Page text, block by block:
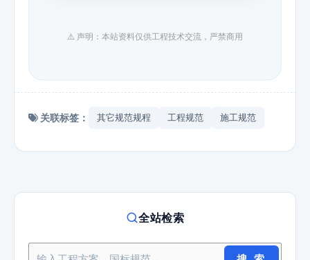
⚠️ 声明：本站资料仅供工程技术交流，严禁商用
关联标签： 其它规范规程 工程规范 施工规范
全站检索